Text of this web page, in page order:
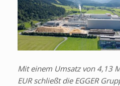
Mit einem Umsatz von 4,13
EUR schließt die EGGER